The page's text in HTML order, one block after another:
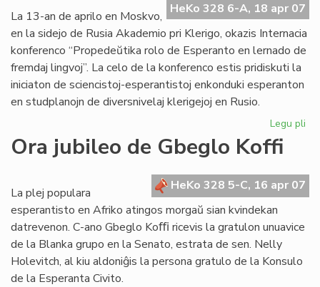
de
HeKo 328 6-A, 18 apr 07
La 13-an de aprilo en Moskvo,
en la sidejo de Rusia Akademio pri Klerigo, okazis Internacia
konferenco “Propedeŭtika rolo de Esperanto en lernado de
fremdaj lingvoj”. La celo de la konferenco estis pridiskuti la
iniciaton de sciencistoj-esperantistoj enkonduki esperanton
en studplanojn de diversnivelaj klerigejoj en Rusio.
Legu pli
Ora jubileo de Gbeglo Koffi
HeKo 328 5-C, 16 apr 07
La plej populara
esperantisto en Afriko atingos morgaŭ sian kvindekan
datrevenon. C-ano Gbeglo Koﬃ ricevis la gratulon unuavice
de la Blanka grupo en la Senato, estrata de sen. Nelly
Holevitch, al kiu aldoniĝis la persona gratulo de la Konsulo
de la Esperanta Civito.